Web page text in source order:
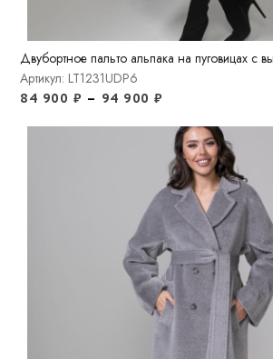
Двубортное пальто альпака на пуговицах с
Артикул: LT1231UDP6
84 900 ₽ – 94 900₽